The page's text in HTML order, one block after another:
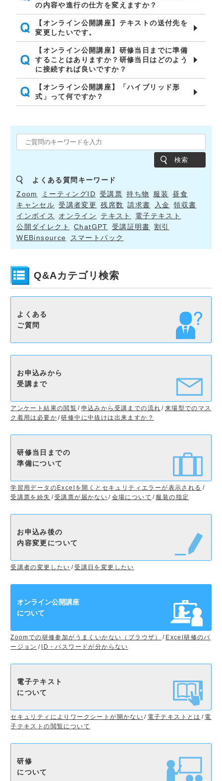
の内容や進行の仕方を変えますか？
【オンライン公開講座】テキストの送付先を
変更したいです。
【オンライン公開講座】研修当日までに準備
することはありますか？研修当日はどのよう
に接続すれば良いですか？
【オンライン公開講座】「ハイブリッド形
式」って何ですか？
検索
よくある質問キーワード
Zoom
ミーティングID 受講票 持ち物 服装
昼食
キャンセル 受講者変更 残席数 請求書 入金
領収書
インボイス
オンライン テキスト
電子テキスト
公開ダイレクト
ChatGPT 受講証明書
割引
WEBinsource
スマートパック
Q&Aカテゴリ検索
よくある
ご質問
お申込みから
受講まで
アンケート結果の閲覧 申込みから受講までの流れ
来場型でのマス
ク着用は必要か
研修中に中抜けは出来ますか？
研修当日までの
準備について
学習用データのExcelを開くとセキュリティエラーが表示される
受講票を紛失
受講票が届かない 会場について 服装の指定
お申込み後の
内容変更について
受講者の変更したい 受講日を変更したい
オンライン公開講座
について
Zoomでの研修参加がうまくいかない（ブラウザ）
Excel研修のバ
ージョン
ID・パスワードが分からない
電子テキスト
について
セキュリティによりワークシートが開かない 電子テキストとは
電
子テキストの閲覧について
研修
について